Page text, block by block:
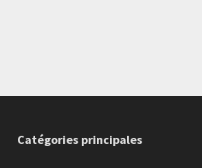
Catégories principales